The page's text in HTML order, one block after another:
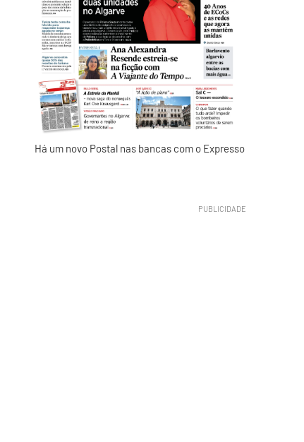
Há um novo Postal nas bancas com o Expresso